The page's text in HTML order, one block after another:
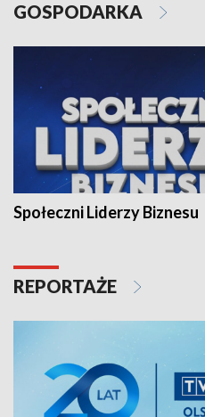
GOSPODARKA
Społeczni Liderzy Biznesu
REPORTAŻE